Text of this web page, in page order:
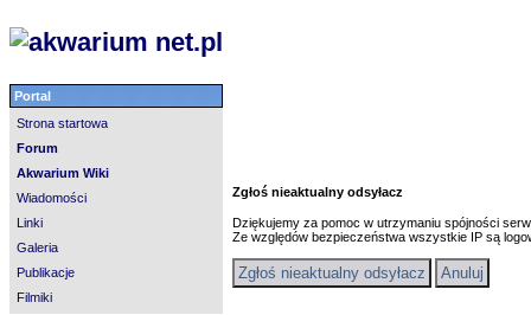
Portal
Strona startowa
Forum
Akwarium Wiki
Wiadomości
Linki
Galeria
Publikacje
Filmiki
Zgłoś nieaktualny odsyłacz
Dziękujemy za pomoc w utrzymaniu spójności
Ze względów bezpieczeństwa wszystkie IP są